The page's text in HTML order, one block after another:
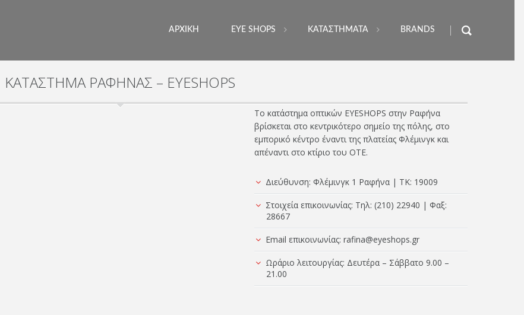
ΑΡΧΙΚΗ EYE SHOPS ΚΑΤΑΣΤΗΜΑΤΑ BRANDS
ΚΑΤΑΣΤΗΜΑ ΡΑΦΗΝΑΣ – EYESHOPS
Το κατάστημα οπτικών EYESHOPS στην Ραφήνα
βρίσκεται στο κεντρικότερο σημείο της πόλης, στο
εμπορικό κέντρο έναντι της πλατείας Φλέμινγκ και
απέναντι στο κτίριο του ΟΤΕ.
Διεύθυνση: Φλέμινγκ 1 Ραφήνα | TK: 19009
Στοιχεία επικοινωνίας: Τηλ: (210) 22940 | Φαξ:
28667
Email επικοινωνίας:rafina@eyeshops.gr
Ωράριο λειτουργίας: Δευτέρα – Σάββατο 9.00 –
21.00